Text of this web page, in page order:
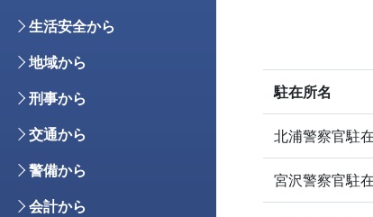
駐在所名
北浦警察官駐
宮沢警察官駐
生活安全から
地域から
刑事から
交通から
警備から
会計から